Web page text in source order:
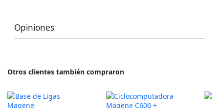
Opiniones
Otros clientes también compraron